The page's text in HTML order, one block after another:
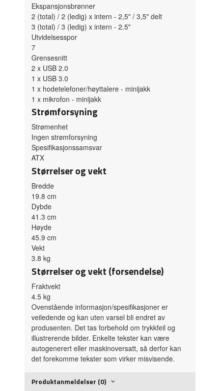
Ekspansjonsbrønner
2 (total) / 2 (ledig) x intern - 2,5" / 3,5" delt
3 (total) / 3 (ledig) x intern - 2.5"
Utvidelsesspor
7
Grensesnitt
2 x USB 2.0
1 x USB 3.0
1 x hodetelefoner/høyttalere - minijakk
1 x mikrofon - minijakk
Strømforsyning
Strømenhet
Ingen strømforsyning
Spesifikasjonssamsvar
ATX
Størrelser og vekt
Bredde
19.8 cm
Dybde
41.3 cm
Høyde
45.9 cm
Vekt
3.8 kg
Størrelser og vekt (forsendelse)
Fraktvekt
4.5 kg
Ovenstående informasjon/spesifikasjoner er
veiledende og kan uten varsel bli endret av
produsenten. Det tas forbehold om trykkfeil og
illustrerende bilder. Enkelte tekster kan være
autogenerert eller maskinoversatt, så derfor kan
det forekomme tekster som virker misvisende.
Produktanmeldelser (0)